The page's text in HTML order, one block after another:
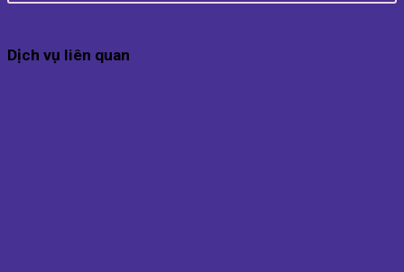
Dịch vụ liên quan